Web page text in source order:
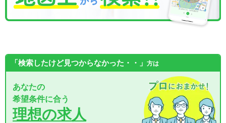
「検索したけど見つからなかった・・」 方は
あなたの
希望条件に合う
理想の求人